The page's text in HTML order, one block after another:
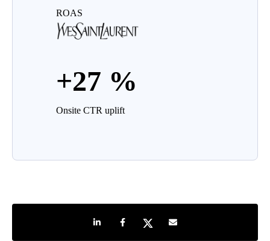
ROAS
+27 %
Onsite CTR uplift
Share on LinkedIn
Share on Facebook
Share on TwitterShare by e-mail